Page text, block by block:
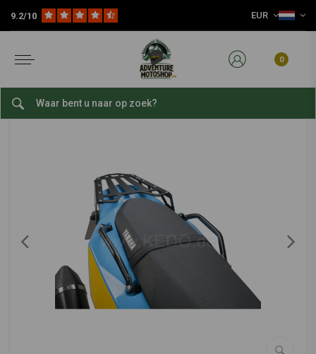
9.2/10 EUR
0
Kies Je Motor Yamaha Handgreep Passagier Rechts | Zwart
Handgreep Passagier Rechts | Zwart